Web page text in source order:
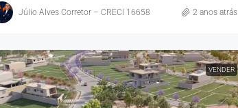
Júlio Alves Corretor – CRECI 16658 2 anos atrás
VENDER